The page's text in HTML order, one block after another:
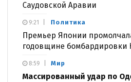
Саудовской Аравии
Политика
Премьер Японии
годовщине бомбардировки
9:21
Мир
Массированный удар по
8:59